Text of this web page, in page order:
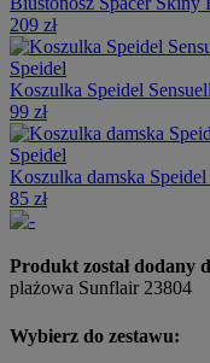
209 zł
Speidel
Koszulka Speidel
99 zł
Speidel
Koszulka damska
85 zł
Produkt został dodany
plażowa Sunflair 23804
Wybierz do zestawu: